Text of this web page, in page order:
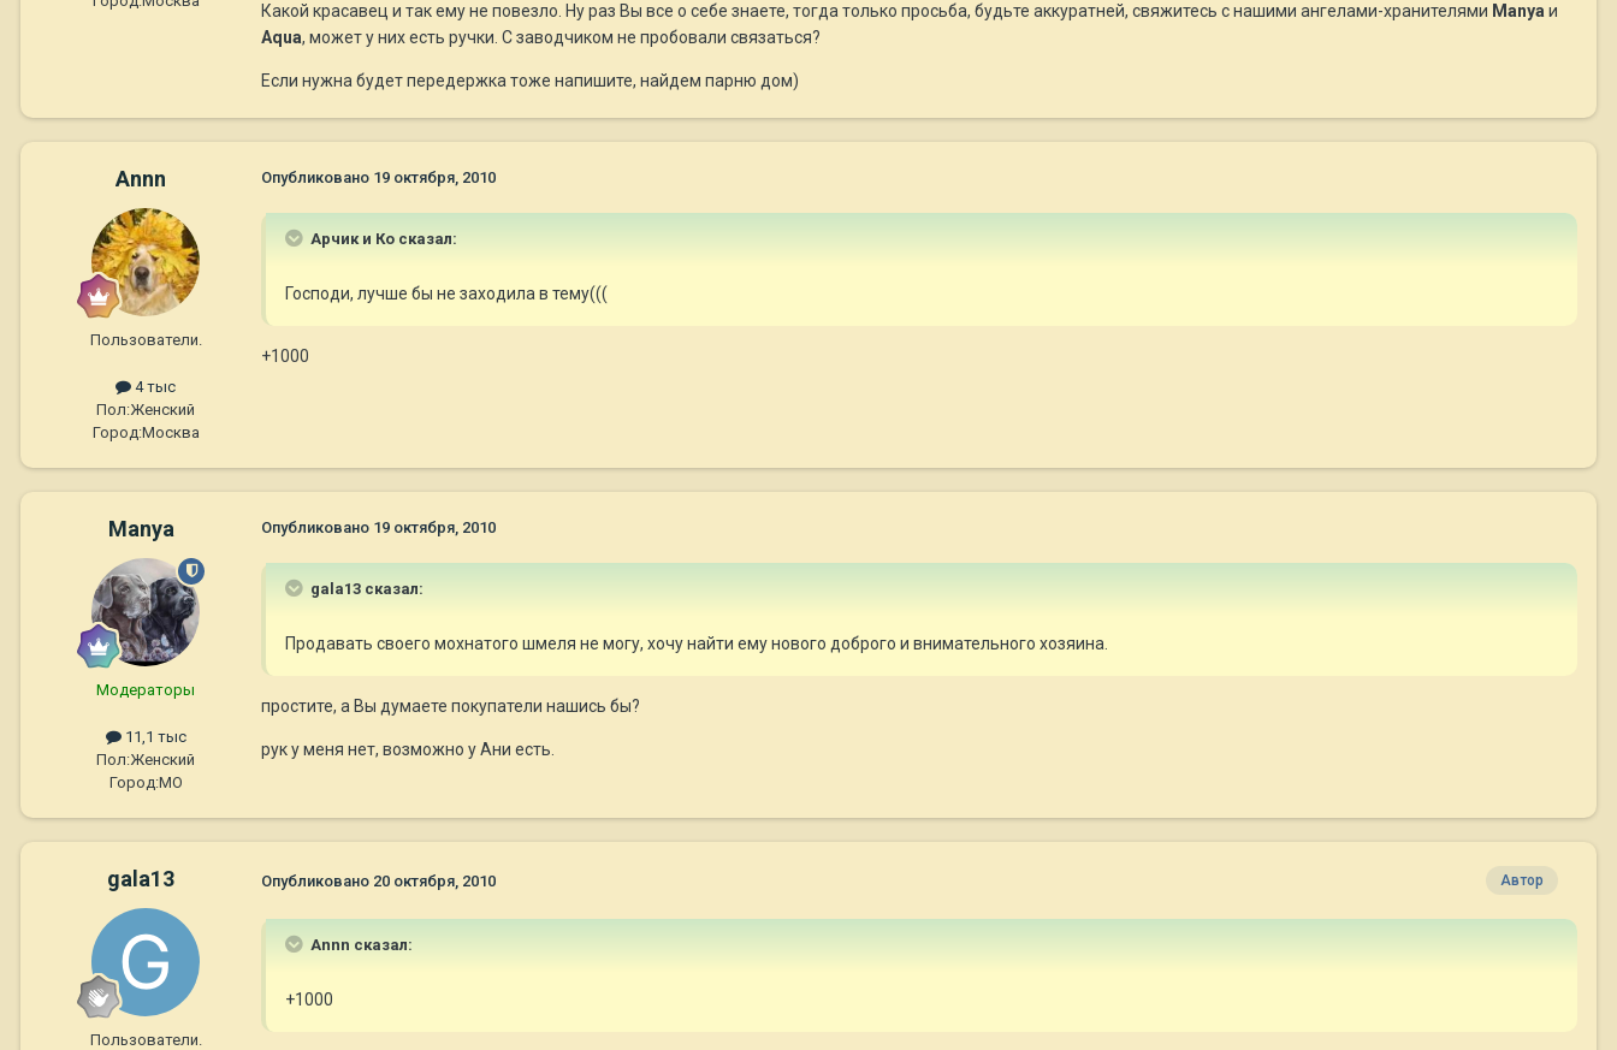
Какой красавец и так ему не повезло. Ну раз Вы все о себе знаете, тогда только просьба, будьте аккуратней, свяжитесь с нашими ангелами-хранителями Manya и
Aqua, может у них есть ручки. С заводчиком не пробовали связаться?
Если нужна будет передержка тоже напишите, найдем парню дом)
Annn
Пользователи.
4 тыс
Пол:Женский
Город:Москва
Опубликовано 19 октября, 2010
Арчик и Ко сказал:
Господи, лучше бы не заходила в тему(((
+1000
Manya
Модераторы
11,1 тыс
Пол:Женский
Город:МО
Опубликовано 19 октября, 2010
gala13 сказал:
Продавать своего мохнатого шмеля не могу, хочу найти ему нового доброго и внимательного хозяина.
простите, а Вы думаете покупатели нашись бы?
рук у меня нет, возможно у Ани есть.
gala13
Пользователи.
Автор
Опубликовано 20 октября, 2010
Annn сказал:
+1000